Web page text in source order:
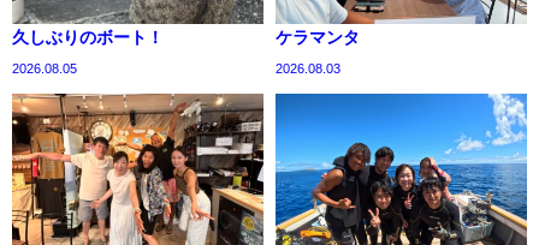
久しぶりのボート！
2026.08.05
ケラマンタ
2026.08.03